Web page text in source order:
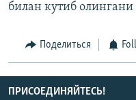
билан кутиб олингани
Поделиться
ПРИСОЕДИНЯЙТЕСЬ!